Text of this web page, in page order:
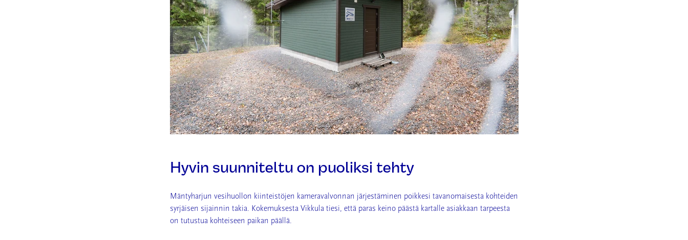
Hyvin suunniteltu on puoliksi tehty
Mäntyharjun vesihuollon kiinteistöjen kameravalvonnan järjestäminen poikkesi tavanomaisesta kohteiden
syrjäisen sijainnin takia. Kokemuksesta Vikkula tiesi, että paras keino päästä kartalle asiakkaan tarpeesta
on tutustua kohteiseen paikan päällä.